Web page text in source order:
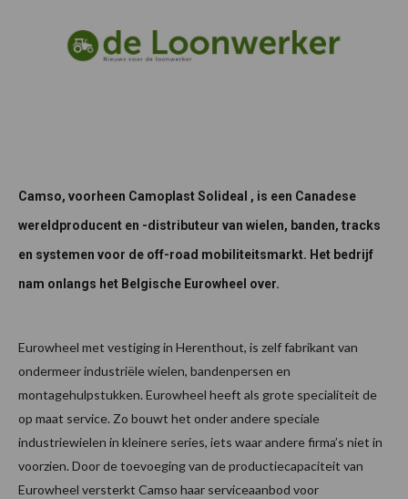
Camso, voorheen Camoplast Solideal , is een Canadese
wereldproducent en -distributeur van wielen, banden, tracks
en systemen voor de off-road mobiliteitsmarkt. Het bedrijf
nam onlangs het Belgische Eurowheel over.
Eurowheel met vestiging in Herenthout, is zelf fabrikant van
ondermeer industriële wielen, bandenpersen en
montagehulpstukken. Eurowheel heeft als grote specialiteit de
op maat service. Zo bouwt het onder andere speciale
industriewielen in kleinere series, iets waar andere firma’s niet in
voorzien. Door de toevoeging van de productiecapaciteit van
Eurowheel versterkt Camso haar serviceaanbod voor